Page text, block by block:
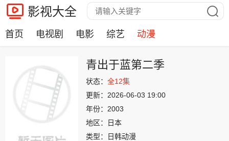
影视大全
首页 电视剧 电影 综艺 动漫
青出于蓝第二季
状态： 全12集
更新： 2026-06-03 19:00
年份： 2003
地区：
日本
类型：
日韩动漫